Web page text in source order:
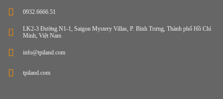
0932.6666.51
LK2-3 Đường N1-1, Saigon Mystery Villas, P. Bình Trưng, Thành phố Hồ Chí
Minh, Việt Nam
info@tpiland.com
tpiland.com